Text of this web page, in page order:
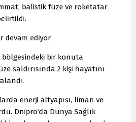
balistik füze ve roketatar
devam ediyor
bölgesindeki bir konuta
saldırısında 2 kişi hayatını
enerji altyapısı, liman ve
Dnipro'da Dünya Sağlık